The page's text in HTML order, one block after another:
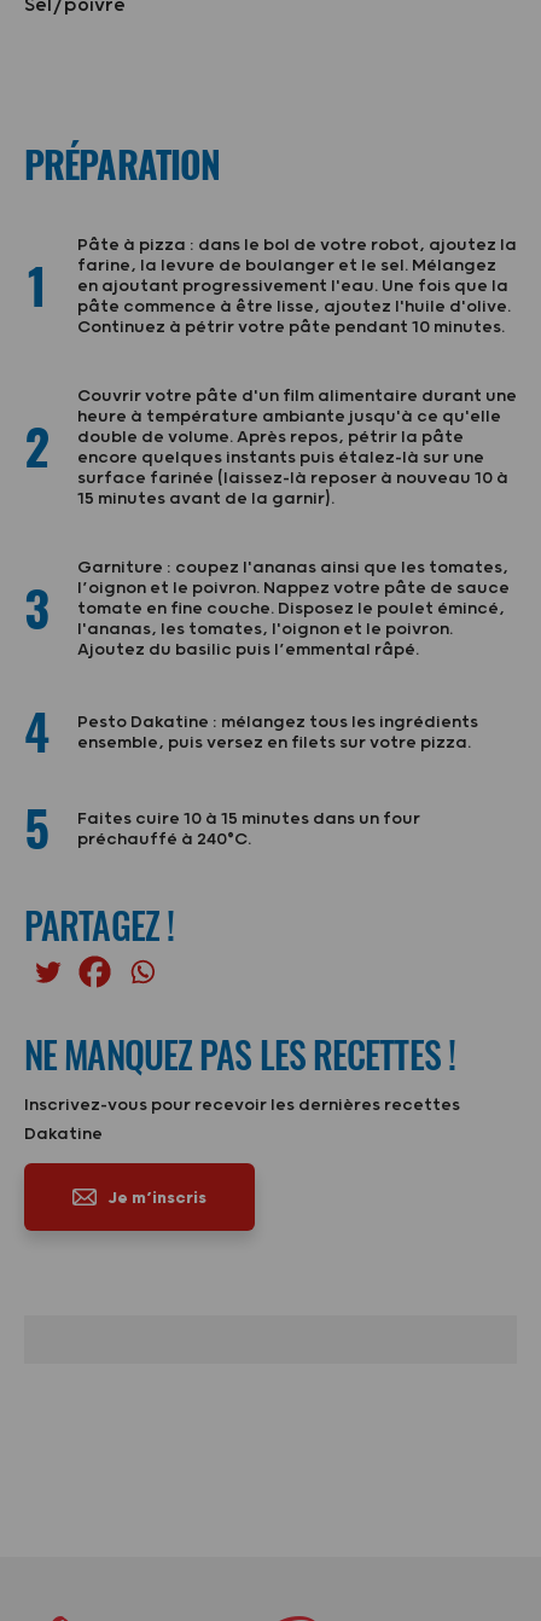
Sel/poivre
PRÉPARATION
1
Pâte à pizza : dans le bol de votre robot, ajoutez la
farine, la levure de boulanger et le sel. Mélangez
en ajoutant progressivement l'eau. Une fois que la
pâte commence à être lisse, ajoutez l'huile d'olive.
Continuez à pétrir votre pâte pendant 10 minutes.
2
Couvrir votre pâte d'un film alimentaire durant une
heure à température ambiante jusqu'à ce qu'elle
double de volume. Après repos, pétrir la pâte
encore quelques instants puis étalez-là sur une
surface farinée (laissez-là reposer à nouveau 10 à
15 minutes avant de la garnir).
3
Garniture : coupez l'ananas ainsi que les tomates,
l’oignon et le poivron. Nappez votre pâte de sauce
tomate en fine couche. Disposez le poulet émincé,
l'ananas, les tomates, l'oignon et le poivron.
Ajoutez du basilic puis l’emmental râpé.
4
Pesto Dakatine : mélangez tous les ingrédients
ensemble, puis versez en filets sur votre pizza.
5
Faites cuire 10 à 15 minutes dans un four
préchauffé à 240°C.
PARTAGEZ !
NE MANQUEZ PAS LES RECETTES !
Inscrivez-vous pour recevoir les dernières recettes
Dakatine
Je m’inscris